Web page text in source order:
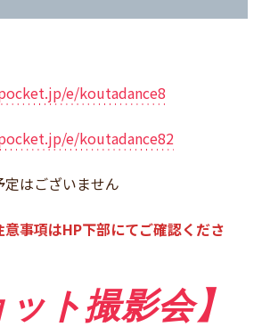
e/koutadance8
e/koutadance82
はございません
事項はHP下部にてご確認くださ
ット撮影会】